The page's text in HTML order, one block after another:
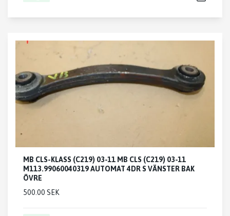
MB CLS-KLASS (C219) 03-11 MB CLS (C219) 03-11
M113.99060040319 AUTOMAT 4DR S VÄNSTER BAK
ÖVRE
500.00 SEK